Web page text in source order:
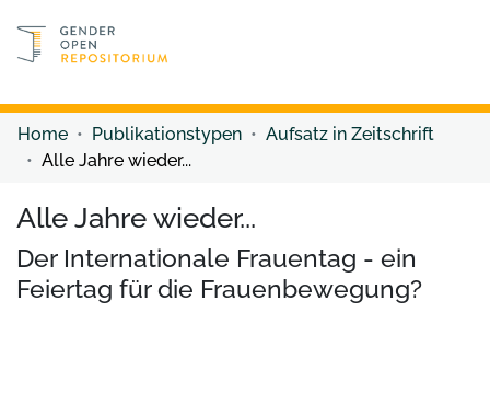
Discover content
Home Publikationstypen
Aufsatz in Zeitschrift
Alle Jahre wieder...
Alle Jahre wieder...
Der Internationale Frauentag - ein
Feiertag für die Frauenbewegung?